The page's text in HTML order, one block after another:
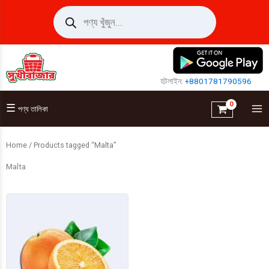
Products
search
হটলাইন:+8801781790596
☰ পণ্য তালিকা
Home / Products tagged “Malta”
Malta